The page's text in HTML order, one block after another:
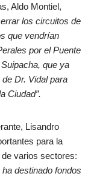
Aldo Montiel,
los circuitos de
que vendrían
por el Puente
que ya
Dr. Vidal para
Ciudad”.
Lisandro
para la
varios sectores:
destinado fondos